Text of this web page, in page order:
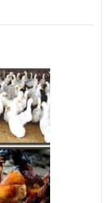
VND.